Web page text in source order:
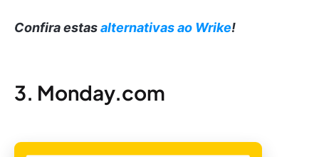
Confira estasalternativas ao Wrike!
3. Monday.com